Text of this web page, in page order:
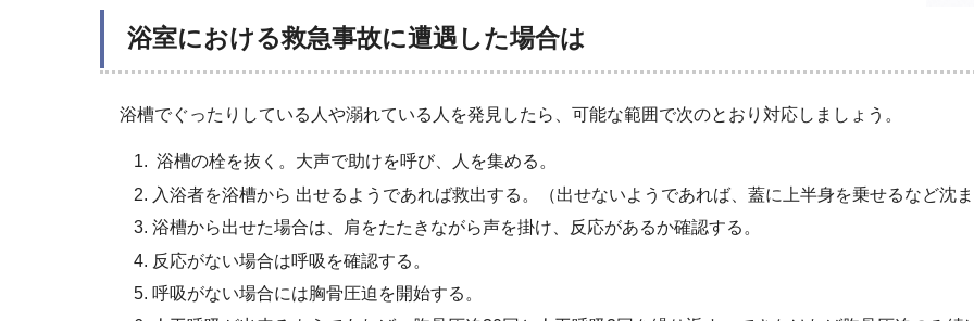
浴室における救急事故に遭遇した場合は
浴槽でぐったりしている人や溺れている人を発見したら、可能な範囲で次のとおり対応しましょう。
浴槽の栓を抜く。大声で助けを呼び、人を集める。
入浴者を浴槽から 出せるようであれば救出する。（出せないようであれば、蓋に上半身を乗せるなど沈
浴槽から出せた場合は、肩をたたきながら声を掛け、反応があるか確認する。
反応がない場合は呼吸を確認する。
呼吸がない場合には胸骨圧迫を開始する。